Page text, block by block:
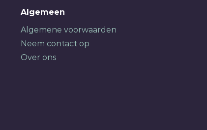
Algemeen
Algemene voorwaarden
Neem contact op
Over ons